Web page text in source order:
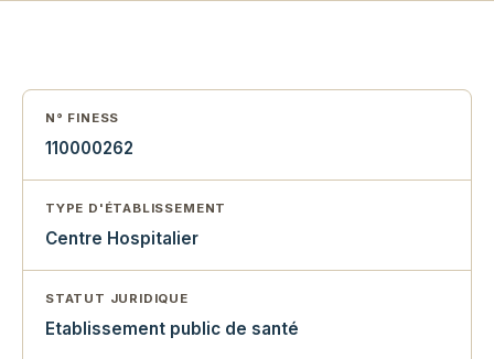
N° FINESS
110000262
TYPE D'ÉTABLISSEMENT
Centre Hospitalier
STATUT JURIDIQUE
Etablissement public de santé